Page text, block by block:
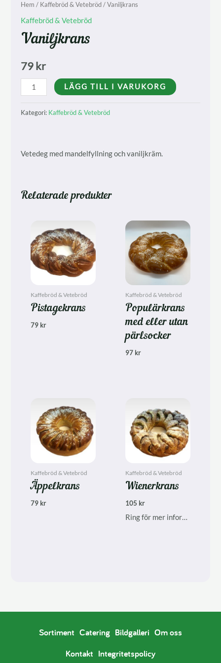
Hem / Kaffebröd & Vetebröd/ Vaniljkrans
Kaffebröd & Vetebröd
Vaniljkrans
79kr
Vaniljkrans
mängd
LÄGG TILL I VARUKORG
Kategori: Kaffebröd & Vetebröd
Vetedeg med mandelfyllning och vaniljkräm.
Relaterade produkter
Kaffebröd & Vetebröd
Pistagekrans
79 kr
Kaffebröd & Vetebröd
Populärkrans
med eller utan
pärlsocker
97 kr
Kaffebröd & Vetebröd
Äppelkrans
79 kr
Kaffebröd & Vetebröd
Wienerkrans
105 kr
Ring för mer information, finns inte alltid i ordinarie sortiment.
Sortiment Catering Bildgalleri Om oss
Kontakt Integritetspolicy